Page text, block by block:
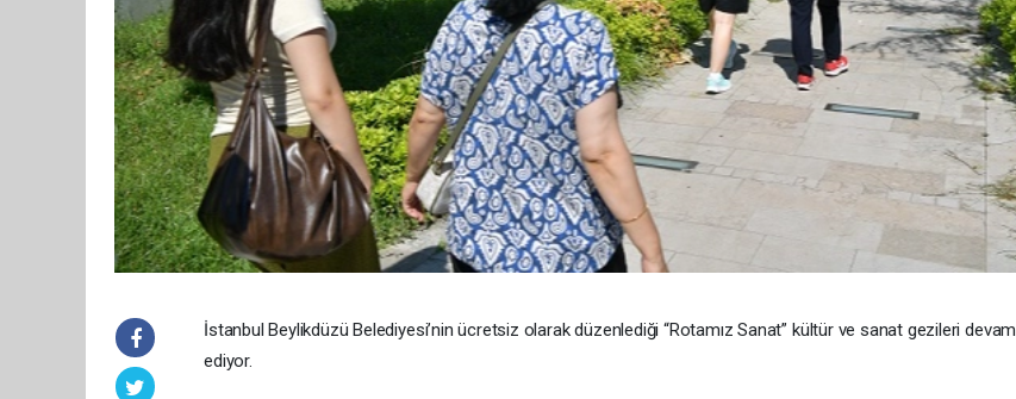
İstanbul Beylikdüzü Belediyesi’nin ücretsiz olarak düzenlediği “Rotamız Sanat” kültür ve sanat gezileri devam
ediyor.